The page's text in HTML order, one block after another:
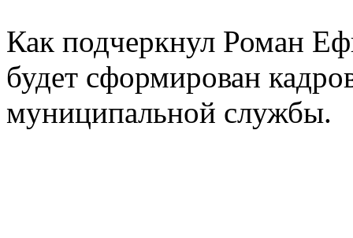
Как подчеркнул Роман
будет сформирован
муниципальной службы.